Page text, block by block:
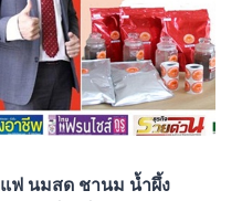
ฟ นมสด ชานม น้ำผึ้ง